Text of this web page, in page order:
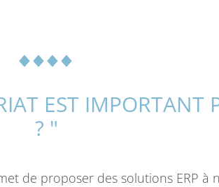
EST IMPORTANT
? "
de proposer des solutions ERP à